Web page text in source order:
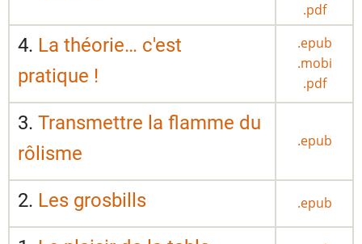
.pdf
4. La théorie… c'est
pratique !
.epub
.mobi
.pdf
3. Transmettre la flamme du
rôlisme
.epub
2. Les grosbills .epub